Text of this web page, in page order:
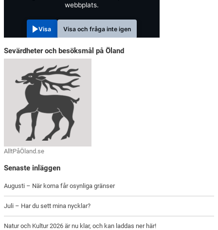
webbplats.
Visa Visa och fråga inte igen
Sevärdheter och besöksmål på Öland
AlltPåÖland.se
Senaste inläggen
Augusti – När korna får osynliga gränser
Juli – Har du sett mina nycklar?
Natur och Kultur 2026 är nu klar, och kan laddas ner här!